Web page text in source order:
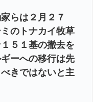
らは２月２７
のトナカイ牧草
５１基の撤去を
ーへの移行は先
きではないと主